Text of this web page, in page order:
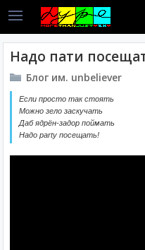
Надо пати
Блог им. unbeliever
Если просто так стоять
Можно зело заскучать
Даб ядрён-задор поймать
Надо party посещать!